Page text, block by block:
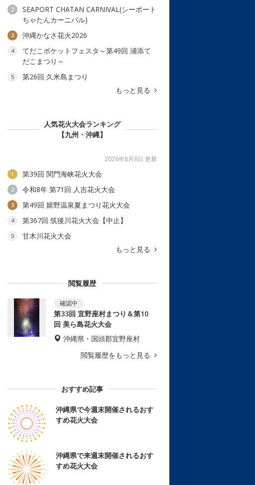
2
SEAPORT CHATAN CARNIVAL(シーポート
ちゃたんカーニバル)
3 沖縄かなさ花火2026
4
てだこポケットフェスタ～第49回 浦添て
だこまつり～
5
第26回 久米島まつり
もっと見る
人気花火大会ランキング
【九州・沖縄】
2026年8月8日 更新
1 第39回 関門海峡花火大会
2 令和8年 第71回 人吉花火大会
3 第49回 嬉野温泉夏まつり花火大会
4 第367回 筑後川花火大会【中止】
5
甘木川花火大会
もっと見る
閲覧履歴
第33回 宜野座村まつり＆第10
回 美ら島花火大会
沖縄県・国頭郡宜野座村
閲覧履歴をもっと見る
おすすめ記事
沖縄県で今週末開催されるおす
すめ花火大会
沖縄県で来週末開催されるおす
すめ花火大会